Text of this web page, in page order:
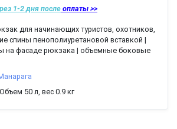
1-2 дня после оплаты >>
для начинающих туристов, охотников,
спины пенополиуретановой вставкой |
на фасаде рюкзака | объемные боковые
Объем 50 л, вес 0.9 кг